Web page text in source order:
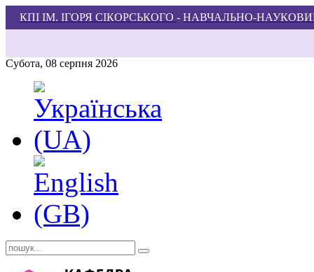
КПІ ІМ. ІГОРЯ СІКОРСЬКОГО - НАВЧАЛЬНО-
Субота, 08 серпня 2026